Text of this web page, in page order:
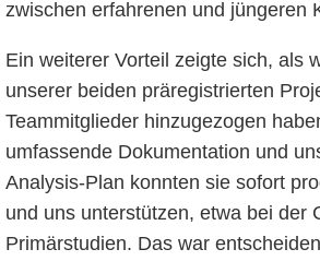
zwischen erfahrenen und jüngeren
Ein weiterer Vorteil zeigte sich, als
unserer beiden präregistrierten
Teammitglieder hinzugezogen
umfassende Dokumentation und
Analysis-Plan konnten sie sofort
und uns unterstützen, etwa bei der
Primärstudien. Das war